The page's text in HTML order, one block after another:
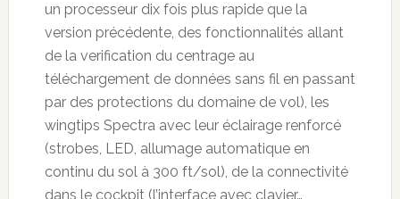
un processeur dix fois plus rapide que la
version précédente, des fonctionnalités allant
de la verification du centrage au
téléchargement de données sans fil en passant
par des protections du domaine de vol), les
wingtips Spectra avec leur éclairage renforcé
(strobes, LED, allumage automatique en
continu du sol à 300 ft/sol), de la connectivité
dans le cockpit (l’interface avec clavier…